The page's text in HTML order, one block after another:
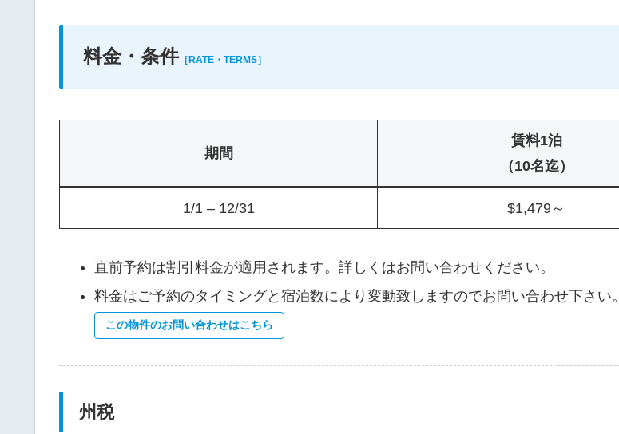
料金・条件［RATE・TERMS］
期間
賃料1泊
（10名迄）
1/1 – 12/31 $1,479～
直前予約は割引料金が適用されます。詳しくはお問い合わせください。
料金はご予約のタイミングと宿泊数により変動致しますのでお問い合わせ下さい。
この物件のお問い合わせはこちら
州税